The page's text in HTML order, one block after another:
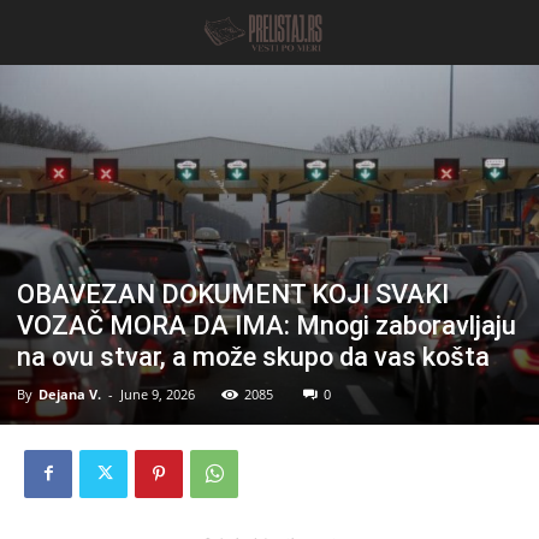
OBAVEZAN DOKUMENT KOJI SVAKI
VOZAČ MORA DA IMA: Mnogi zaboravljaju
na ovu stvar, a može skupo da vas košta
By Dejana V. - June 9, 2026 2085 0